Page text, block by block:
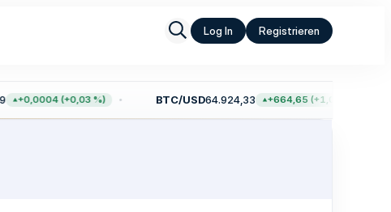
Log In Registrieren
+0,0004 (+0,03 %) BTC/USD64.924,33 +664,65 (+1,03 %)